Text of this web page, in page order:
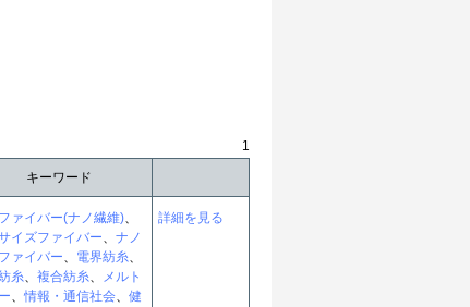
1
キーワード
ァイバー(ナノ繊維)、
イズファイバー、 ナノ
ァイバー、 電界紡糸、
糸、 複合紡糸、
メルト
、情報・通信社会、 健
詳細を見る